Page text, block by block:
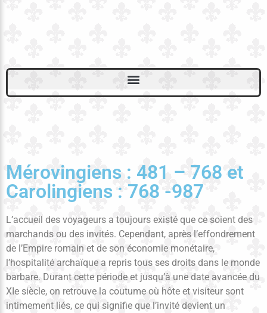
Mérovingiens : 481 – 768 et
Carolingiens : 768 -987
L’accueil des voyageurs a toujours existé que ce soient des
marchands ou des invités. Cependant, après l’effondrement
de l’Empire romain et de son économie monétaire,
l’hospitalité archaïque a repris tous ses droits dans le monde
barbare. Durant cette période et jusqu’à une date avancée du
XIe siècle, on retrouve la coutume où hôte et visiteur sont
intimement liés, ce qui signifie que l’invité devient un